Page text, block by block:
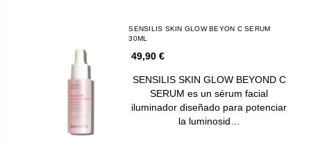
SENSILIS SKIN GLOW BEYON C SERUM
30ML
49,90 €
SENSILIS SKIN GLOW BEYOND C
SERUM es un sérum facial
iluminador diseñado para potenciar
la luminosid…